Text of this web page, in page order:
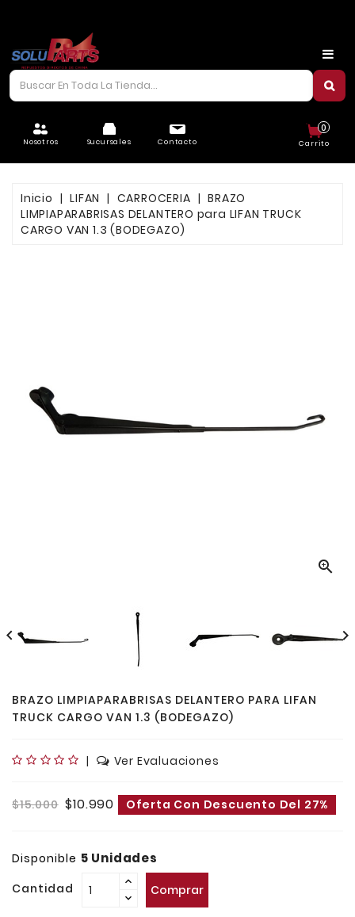
Nosotros Sucursales Contacto Carrito
0
CARROCERÍA
ELÉCTRICO
FRENOS
LUBRICANTES
Inicio LIFAN CARROCERIA
BRAZO
LIMPIAPARABRISAS DELANTERO para LIFAN TRUCK
CARGO VAN 1.3 (BODEGAZO)

 
BRAZO LIMPIAPARABRISAS DELANTERO PARA LIFAN
TRUCK CARGO VAN 1.3 (BODEGAZO)
| Ver Evaluaciones
$15.000 $10.990 Oferta Con Descuento Del 27%
Disponible 5 Unidades
Cantidad Comprar